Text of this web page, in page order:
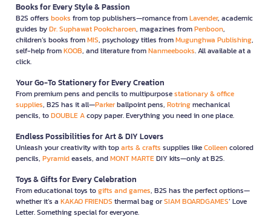
Books for Every Style & Passion
B2S offers books from top publishers—romance fromLavender, academic
guides byDr. Suphawat Pookcharoen, magazines fromPenboon,
children’s books fromMIS, psychology titles fromMugunghwa Publishing,
self-help fromKOOB, and literature fromNanmeebooks. All available at a
click.
Your Go-To Stationery for Every Creation
From premium pens and pencils to multipurposestationary & office
supplies, B2S has it all—Parkerballpoint pens, Rotringmechanical
pencils, toDOUBLE Acopy paper. Everything you need in one place.
Endless Possibilities for Art & DIY Lovers
Unleash your creativity with toparts & crafts supplies likeColleencolored
pencils, Pyramideasels, andMONT MARTEDIY kits—only at B2S.
Toys & Gifts for Every Celebration
From educational toys togifts and games, B2S has the perfect options—
whether it’s a KAKAO FRIENDS thermal bag orSIAM BOARDGAMES’ Love
Letter. Something special for everyone.